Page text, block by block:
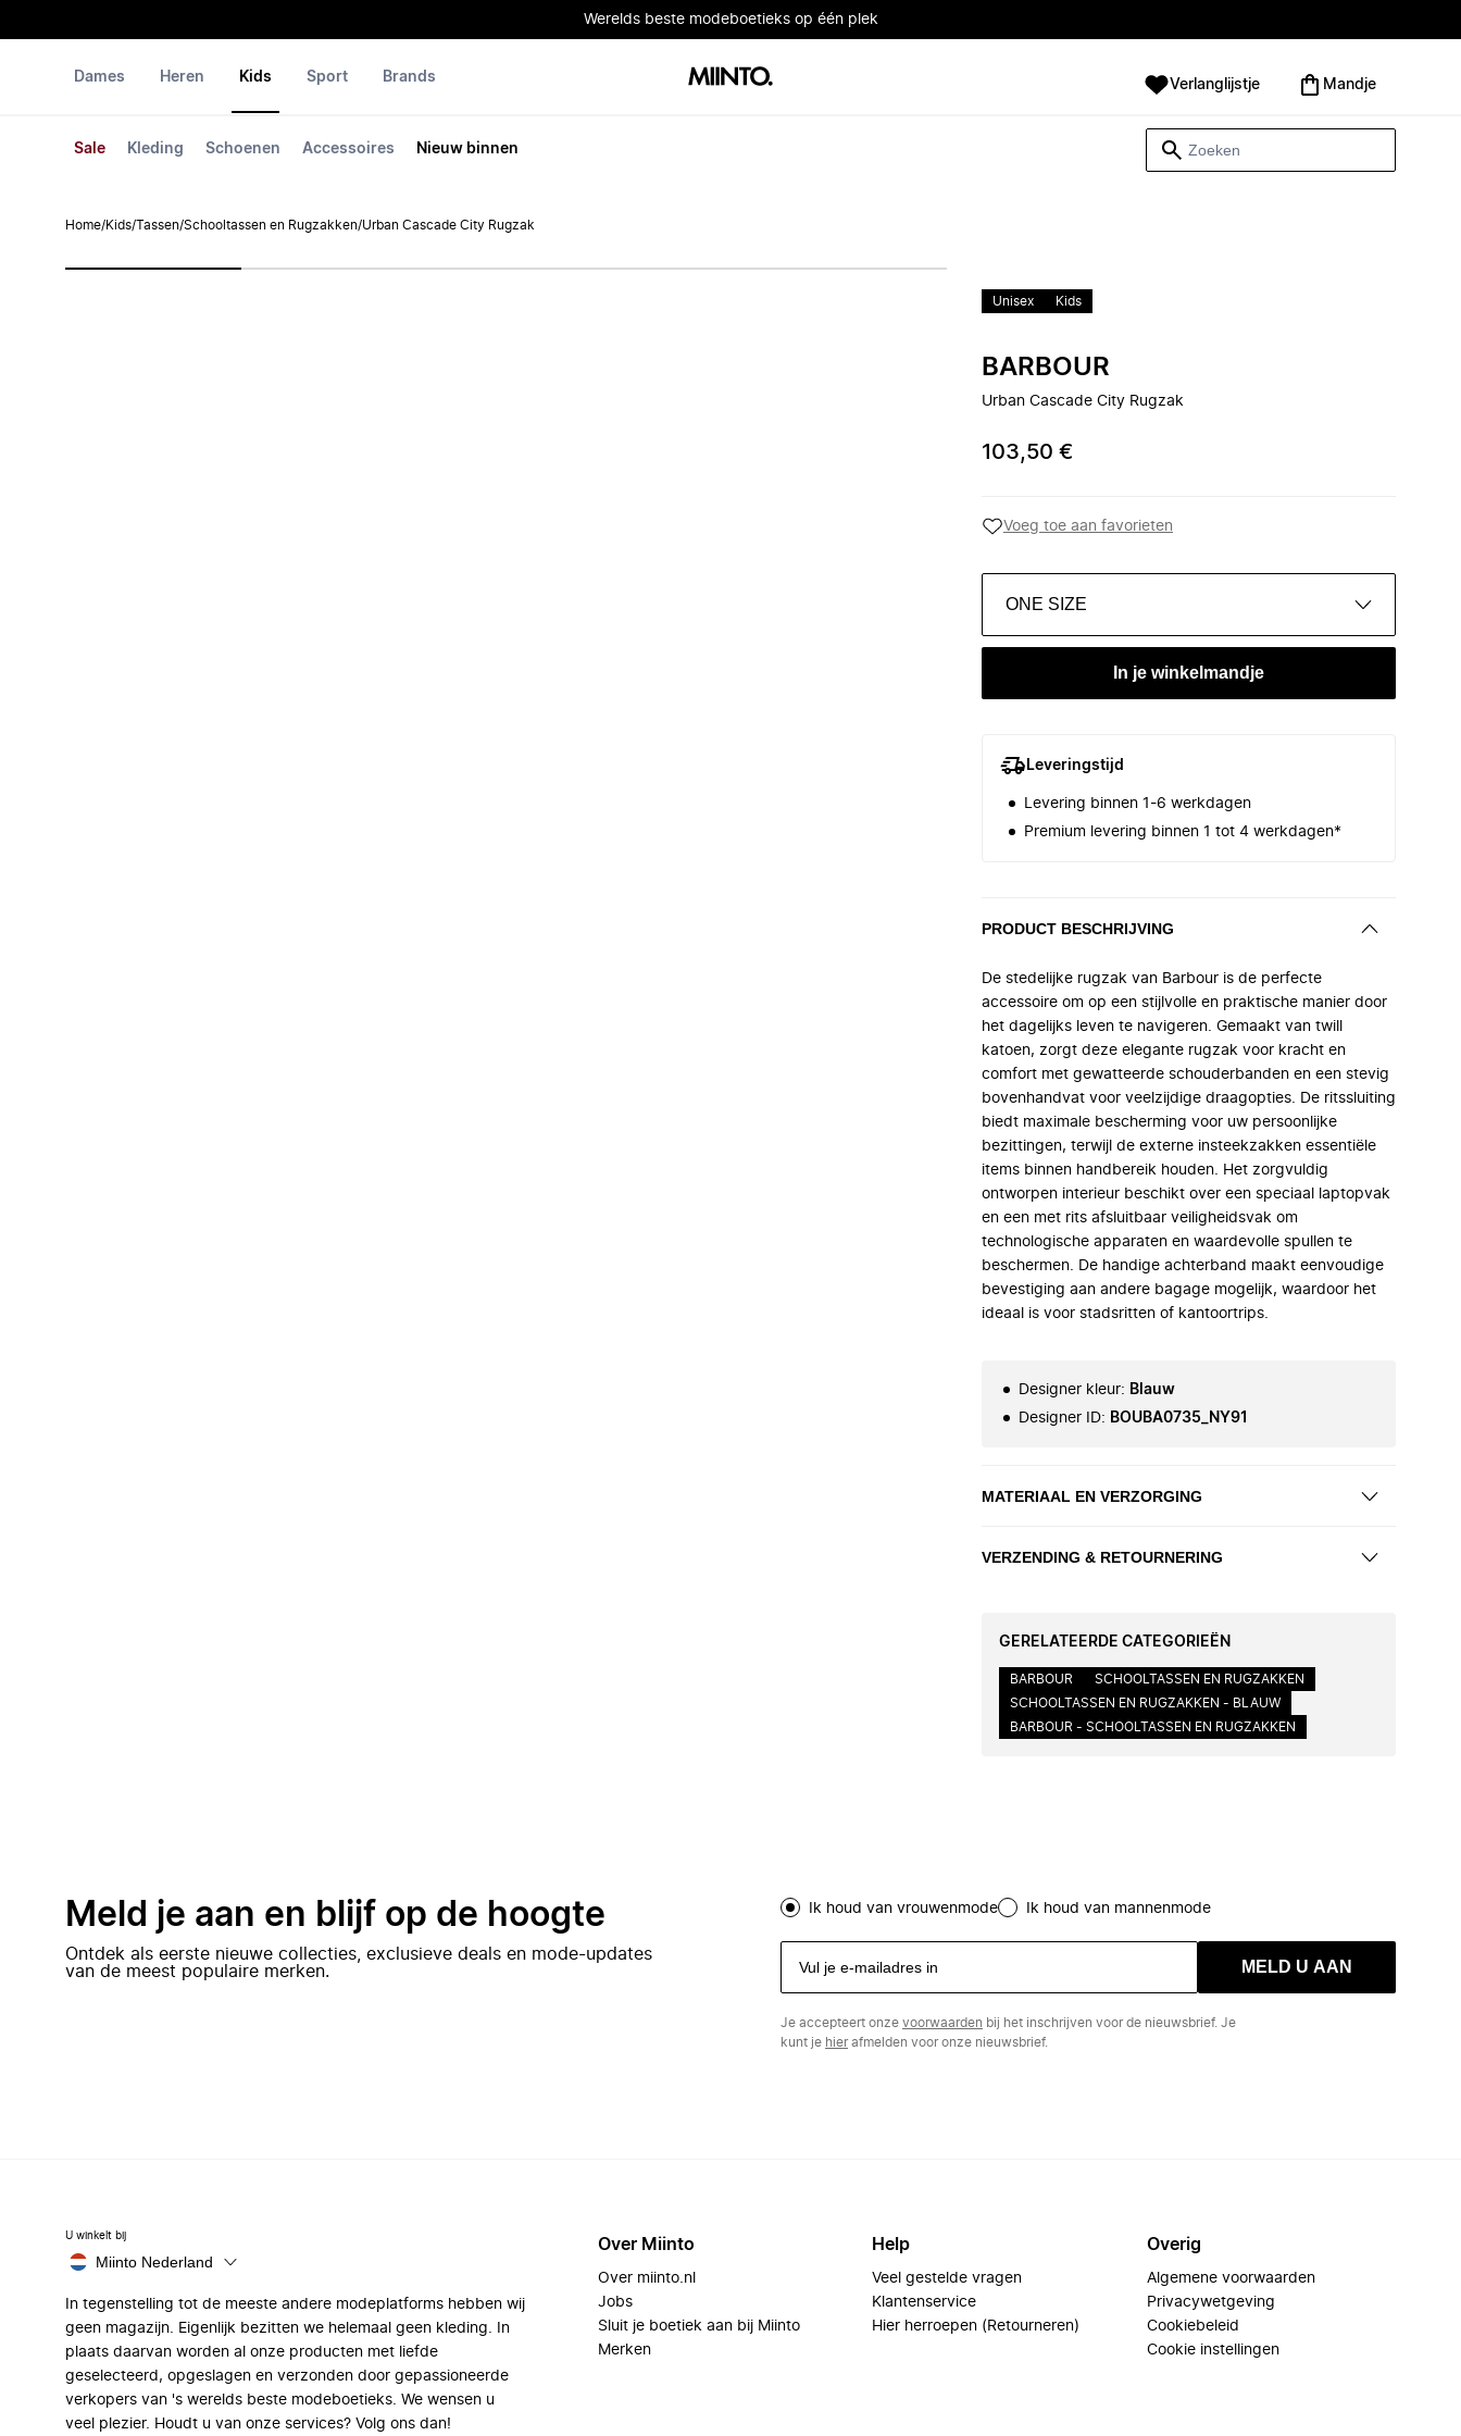
Werelds beste modeboetieks op één plek
Dames Heren Kids
Sale Kleding Schoenen Accessoires Nieuw binnen
Sport Brands Verlanglijstje Mandje
Home/Kids/Tassen/Schooltassen en Rugzakken/Urban Cascade City Rugzak
Unisex Kids
BARBOUR
Urban Cascade City Rugzak
103,50 €
Voeg toe aan favorieten
ONE SIZE
In je winkelmandje
Leveringstijd
Levering binnen 1-6 werkdagen
Premium levering binnen 1 tot 4 werkdagen*
PRODUCT BESCHRIJVING
De stedelijke rugzak van Barbour is de perfecte
accessoire om op een stijlvolle en praktische manier door
het dagelijks leven te navigeren. Gemaakt van twill
katoen, zorgt deze elegante rugzak voor kracht en
comfort met gewatteerde schouderbanden en een stevig
bovenhandvat voor veelzijdige draagopties. De ritssluiting
biedt maximale bescherming voor uw persoonlijke
bezittingen, terwijl de externe insteekzakken essentiële
items binnen handbereik houden. Het zorgvuldig
ontworpen interieur beschikt over een speciaal laptopvak
en een met rits afsluitbaar veiligheidsvak om
technologische apparaten en waardevolle spullen te
beschermen. De handige achterband maakt eenvoudige
bevestiging aan andere bagage mogelijk, waardoor het
ideaal is voor stadsritten of kantoortrips.
Designer kleur: Blauw
Designer ID: BOUBA0735_NY91
MATERIAAL EN VERZORGING
VERZENDING & RETOURNERING
GERELATEERDE CATEGORIEËN
BARBOUR
SCHOOLTASSEN EN RUGZAKKEN
SCHOOLTASSEN EN RUGZAKKEN - BLAUW
BARBOUR - SCHOOLTASSEN EN RUGZAKKEN
Meld je aan en blijf op de hoogte
Ontdek als eerste nieuwe collecties, exclusieve deals en mode-updates
van de meest populaire merken.
Ik houd van vrouwenmode Ik houd van mannenmode
MELD U AAN
Je accepteert onze voorwaarden bij het inschrijven voor de nieuwsbrief. Je
kunt je hierafmelden voor onze nieuwsbrief.
U winkelt bij
Miinto Nederland
In tegenstelling tot de meeste andere modeplatforms hebben wij
geen magazijn. Eigenlijk bezitten we helemaal geen kleding. In
plaats daarvan worden al onze producten met liefde
geselecteerd, opgeslagen en verzonden door gepassioneerde
verkopers van 's werelds beste modeboetieks. We wensen u
veel plezier. Houdt u van onze services? Volg ons dan!
Over Miinto
Over miinto.nl
Jobs
Sluit je boetiek aan bij Miinto
Merken
Help
Veel gestelde vragen
Klantenservice
Hier herroepen (Retourneren)
Overig
Algemene voorwaarden
Privacywetgeving
Cookiebeleid
Cookie instellingen